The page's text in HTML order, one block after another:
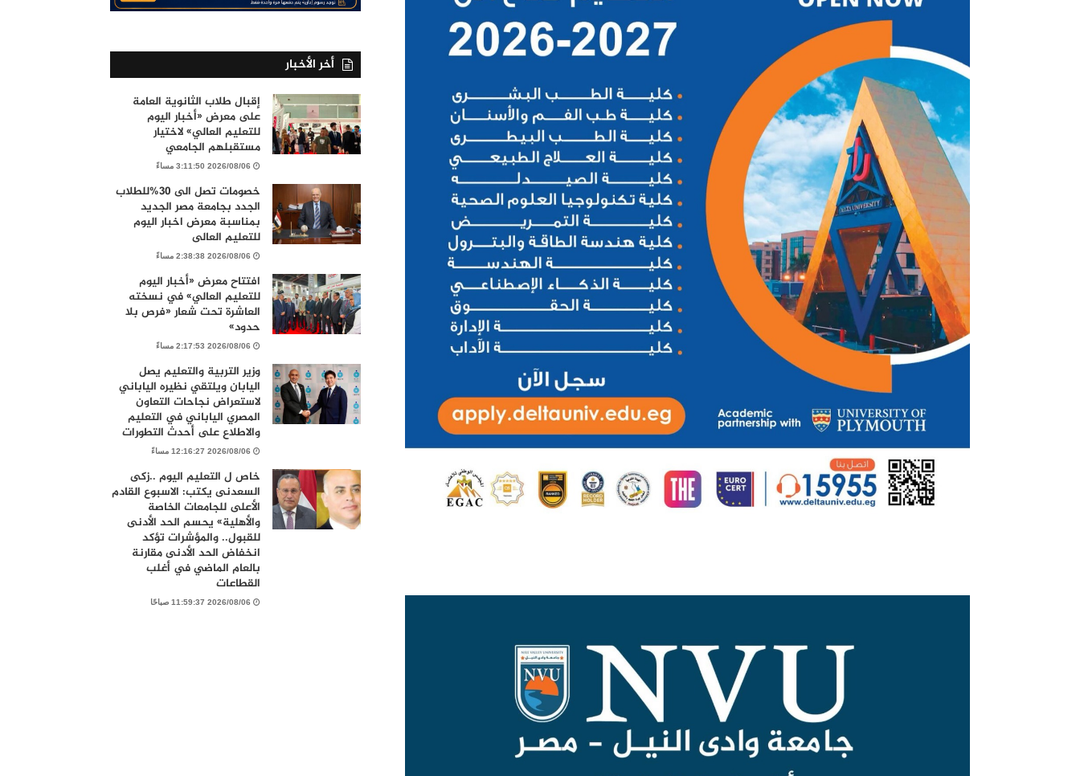
أخر الأخبار
إقبال طلاب الثانوية العامة
على معرض «أخبار اليوم
للتعليم العالي» لاختيار
مستقبلهم الجامعي
2026/08/06 3:11:50 مساءً
خصومات تصل الى 30%للطلاب
الجدد بجامعة مصر الجديد
بمناسبة معرض اخبار اليوم
للتعليم العالى
2026/08/06 2:38:38 مساءً
افتتاح معرض «أخبار اليوم
للتعليم العالي» في نسخته
العاشرة تحت شعار «فرص بلا
حدود»
2026/08/06 2:17:53 مساءً
وزير التربية والتعليم يصل
اليابان ويلتقي نظيره الياباني
لاستعراض نجاحات التعاون
المصري الياباني في التعليم
والاطلاع على أحدث التطورات
2026/08/06 12:16:27 مساءً
خاص ل التعليم اليوم ..زكى
السعدنى يكتب: الاسبوع القادم
الأعلى للجامعات الخاصة
والأهلية» يحسم الحد الأدنى
للقبول.. والمؤشرات تؤكد
انخفاض الحد الأدنى مقارنة
بالعام الماضي في أغلب
القطاعات
2026/08/06 11:59:37 صباحًا